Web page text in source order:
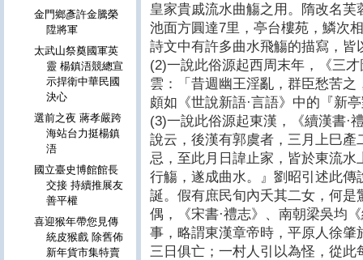
皇家貴戚流水曲觴之用。隋改名
池面方圓達7里，亭台樓苑，鱗次
詩文中有許多曲水飛觴的描寫，皆
(2)一說此俗源起西周末年，《三
雲：「昔週幽王淫亂，群臣愁苦
頗如《世說新語·言語》中的『新
(3)一說此俗源起東漢，《續漢書·
說云，後漢有郭虞者，三月上巳
忌，至此月日諱止家，皆於東流
行觴，遂成曲水。』劉昭引述此
誕。假有庶民旬內夭其二女，何
偶，《宋書·禮志》、南朝梁吳均
事，略謂東漢章帝時，平原人徐
三日俱亡；一村人引以為怪，從
金門鄉彥許金騰榮
陞將軍
太武山祭奠國軍英
靈 楊鎮浯競總宣
示捍衛中華民國
決心
選前之夜 蔣孝嚴跨
海站台力挺楊鎮
浯
國立臺史博館館長
交接 持續推展友
善平權
喜迎猴年帶您見傳
統皮猴戲 除舊佈
新年貨市集特賣